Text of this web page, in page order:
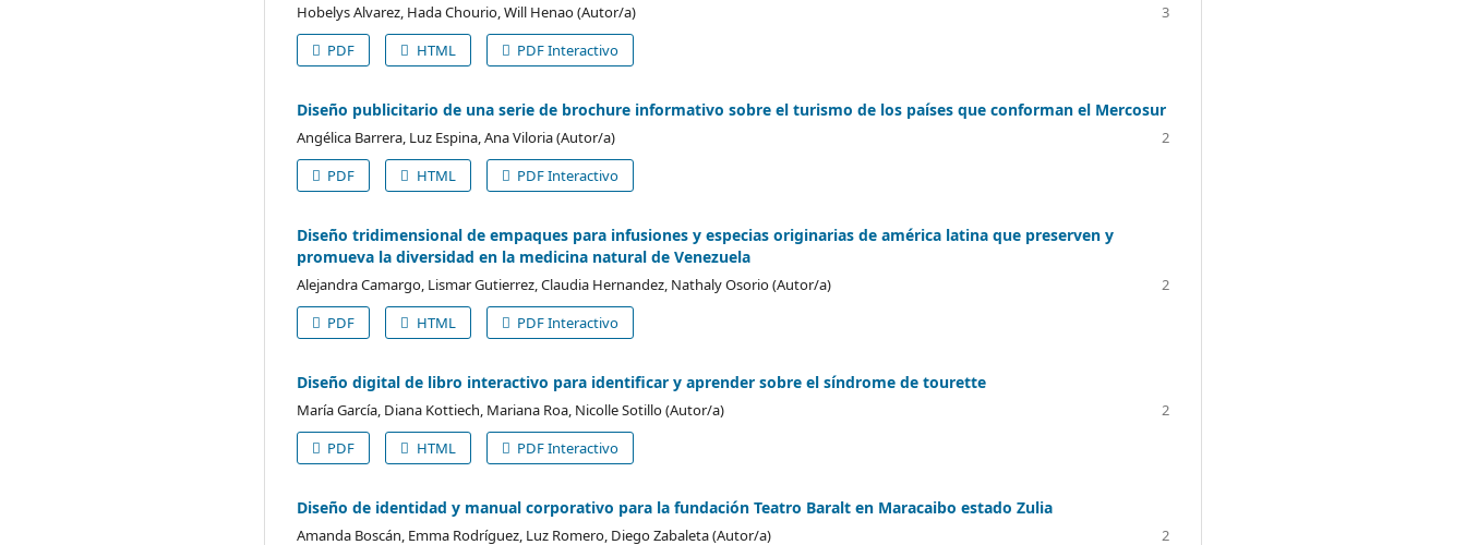
Hobelys Alvarez, Hada Chourio, Will Henao (Autor/a)
3
PDF
HTML PDF Interactivo
Diseño publicitario de una serie de brochure informativo sobre el turismo de los países que conforman el Mercosur
Angélica Barrera, Luz Espina, Ana Viloria (Autor/a)
2
PDF
HTML PDF Interactivo
Diseño tridimensional de empaques para infusiones y especias originarias de américa latina que preserven y
promueva la diversidad en la medicina natural de Venezuela
Alejandra Camargo, Lismar Gutierrez, Claudia Hernandez, Nathaly Osorio (Autor/a)
2
PDF
HTML PDF Interactivo
Diseño digital de libro interactivo para identificar y aprender sobre el síndrome de tourette
María García, Diana Kottiech, Mariana Roa, Nicolle Sotillo (Autor/a)
2
PDF
HTML PDF Interactivo
Diseño de identidad y manual corporativo para la fundación Teatro Baralt en Maracaibo estado Zulia
Amanda Boscán, Emma Rodríguez, Luz Romero, Diego Zabaleta (Autor/a)
2